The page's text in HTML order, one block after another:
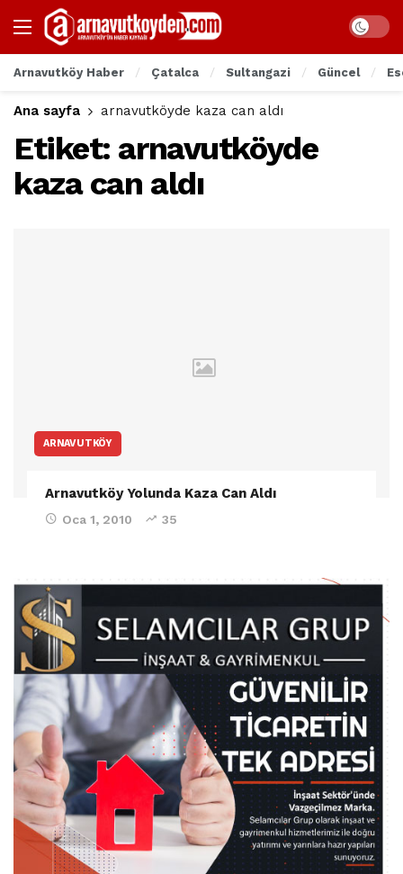
Arnavutköy Haber Çatalca Sultangazi Güncel
Ana sayfa arnavutköyde kaza can aldı
Etiket: arnavutköyde
kaza can aldı
ARNAVUTKÖY
Arnavutköy Yolunda Kaza Can Aldı
Oca 1, 2010 35